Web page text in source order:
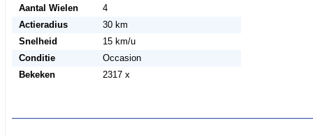
Aantal Wielen
4
Actieradius
30 km
Snelheid
15 km/u
Conditie
Occasion
Bekeken
2317 x